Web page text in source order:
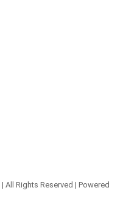
| All Rights Reserved | Powered